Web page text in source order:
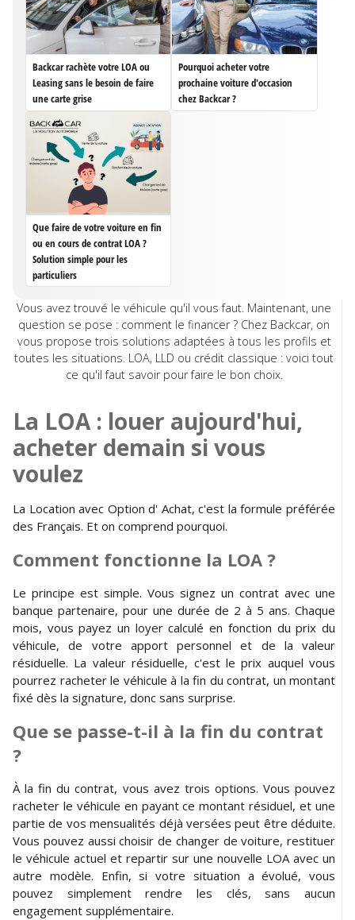
Vous avez trouvé le véhicule qu'il vous faut. Maintenant, une
question se pose : comment le financer ? Chez Backcar, on
vous propose trois solutions adaptées à tous les profils et
toutes les situations. LOA, LLD ou crédit classique : voici tout
ce qu'il faut savoir pour faire le bon choix.
La LOA : louer aujourd'hui,
acheter demain si vous
voulez
La Location avec Option d' Achat, c'est la formule préférée
des Français. Et on comprend pourquoi.
Comment fonctionne la LOA ?
Le principe est simple. Vous signez un contrat avec une
banque partenaire, pour une durée de 2 à 5 ans. Chaque
mois, vous payez un loyer calculé en fonction du prix du
véhicule, de votre apport personnel et de la valeur
résiduelle. La valeur résiduelle, c'est le prix auquel vous
pourrez racheter le véhicule à la fin du contrat, un montant
fixé dès la signature, donc sans surprise.
Que se passe-t-il à la fin du contrat
?
À la fin du contrat, vous avez trois options. Vous pouvez
racheter le véhicule en payant ce montant résiduel, et une
partie de vos mensualités déjà versées peut être déduite.
Vous pouvez aussi choisir de changer de voiture, restituer
le véhicule actuel et repartir sur une nouvelle LOA avec un
autre modèle. Enfin, si votre situation a évolué, vous
pouvez simplement rendre les clés, sans aucun
engagement supplémentaire.
Backcar rachète votre LOA ou
Leasing sans le besoin de faire
une carte grise
Pourquoi acheter votre
prochaine voiture d'occasion
chez Backcar ?
Que faire de votre voiture en fin
ou en cours de contrat LOA ?
Solution simple pour les
particuliers